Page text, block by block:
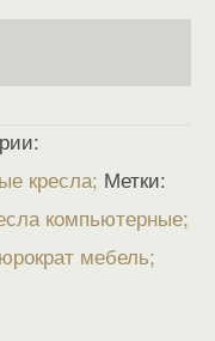
кресла Метки:
компьютерные
мебель